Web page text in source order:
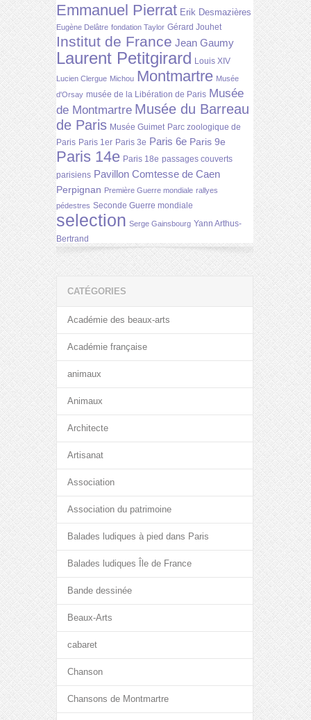
Emmanuel Pierrat Erik Desmazières
Eugène Delâtre fondation Taylor Gérard Jouhet
Institut de France Jean Gaumy
Laurent Petitgirard Louis XIV
Lucien Clergue Michou Montmartre Musée
d'Orsay musée de la Libération de Paris Musée
de Montmartre Musée du Barreau
de Paris Musée Guimet Parc zoologique de
Paris Paris 1er Paris 3e Paris 6e Paris 9e
Paris 14e Paris 18e passages couverts
parisiens Pavillon Comtesse de Caen
Perpignan Première Guerre mondiale rallyes
pédestres Seconde Guerre mondiale
selection Serge Gainsbourg Yann Arthus-
Bertrand
CATÉGORIES
Académie des beaux-arts
Académie française
animaux
Animaux
Architecte
Artisanat
Association
Association du patrimoine
Balades ludiques à pied dans Paris
Balades ludiques Île de France
Bande dessinée
Beaux-Arts
cabaret
Chanson
Chansons de Montmartre